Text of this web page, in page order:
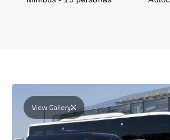
View Gallery